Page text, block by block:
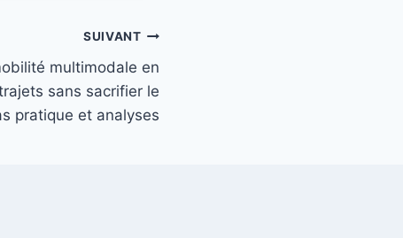
SUIVANT
multimodale en
sans sacrifier le
pratique et analyses